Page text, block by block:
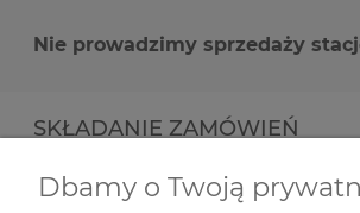
Nie prowadzimy sprzedaży
SKŁADANIE ZAMÓWIEŃ
INFORMACJE
Dbamy o Twoją